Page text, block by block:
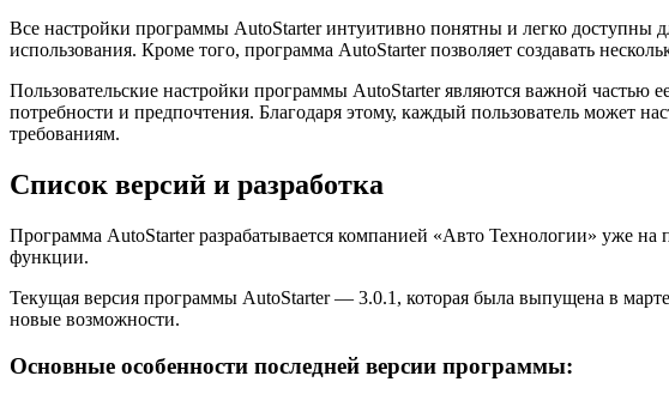
Все настройки программы AutoStarter интуитивно понятны и легко доступны
использования. Кроме того, программа AutoStarter позволяет создавать
Пользовательские настройки программы AutoStarter являются важной частью
потребности и предпочтения. Благодаря этому, каждый пользователь может
требованиям.
Список версий и разработка
Программа AutoStarter разрабатывается компанией «Авто Технологии» уже
функции.
Текущая версия программы AutoStarter — 3.0.1, которая была выпущена в
новые возможности.
Основные особенности последней версии программы: